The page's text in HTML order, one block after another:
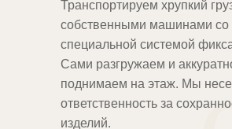
Транспортируем хрупкий
собственными машинами со
специальной системой
Сами разгружаем и
поднимаем на этаж. Мы
ответственность за
изделий.